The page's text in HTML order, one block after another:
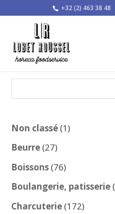
+32 (2) 463 38 48
Non classé 11
Beurre 2727
produits
Boissons 7676
produits
Boulangerie, patisserie
Charcuterie 172172